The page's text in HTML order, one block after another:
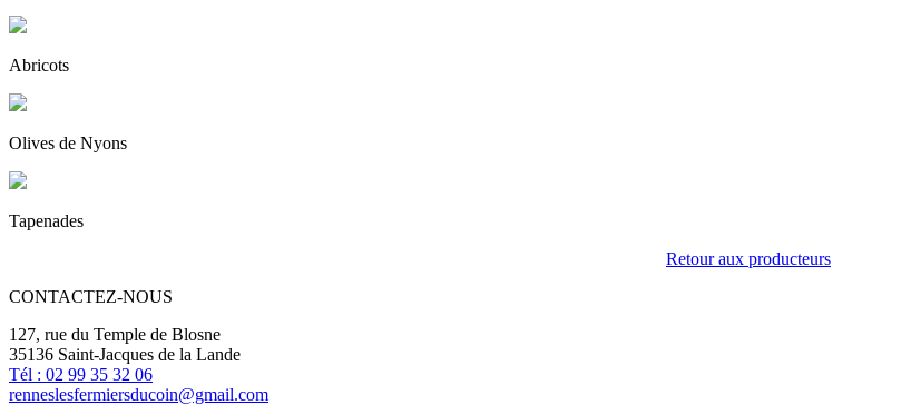
Abricots
Olives de Nyons
Tapenades
Retour aux producteurs
CONTACTEZ-NOUS
127, rue du Temple de Blosne
35136 Saint-Jacques de la Lande
Tél : 02 99 35 32 06
renneslesfermiersducoin@gmail.com